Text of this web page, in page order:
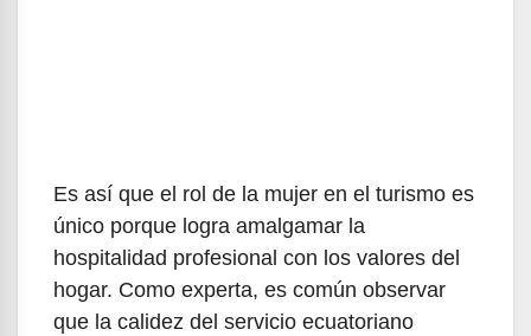
Es así que el rol de la mujer en el turismo es
único porque logra amalgamar la
hospitalidad profesional con los valores del
hogar. Como experta, es común observar
que la calidez del servicio ecuatoriano